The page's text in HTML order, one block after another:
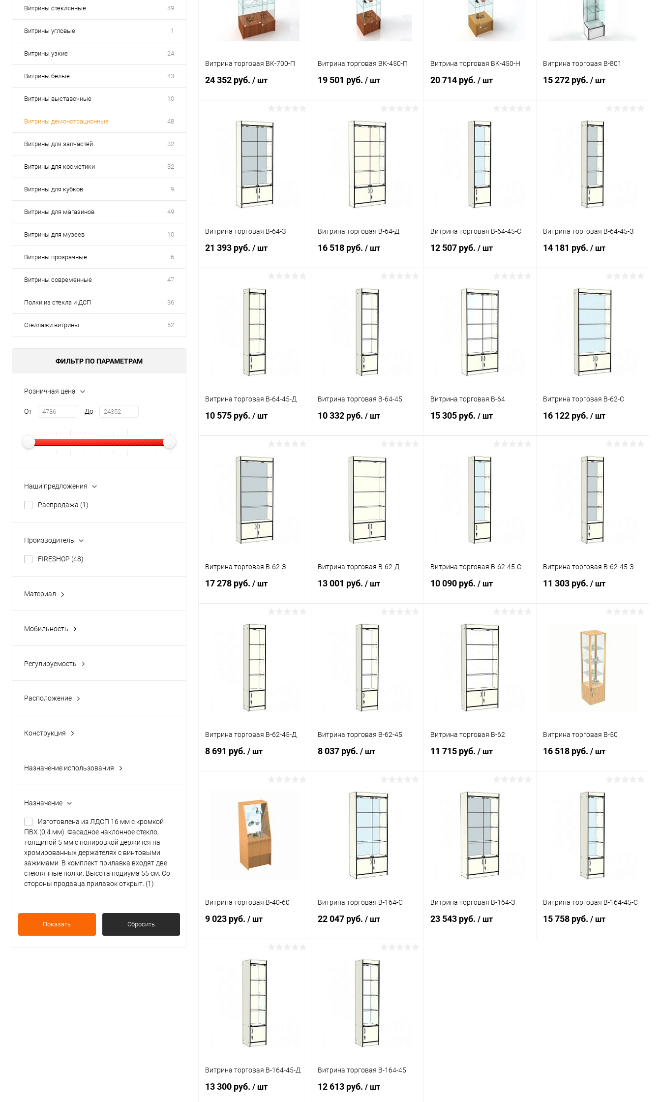
Витрины стеклянные 49
Витрины угловые 1
Витрины узкие 24
Витрины белые 43
Витрины выставочные 10
Витрины демонстрационные 48
Витрины для запчастей 32
Витрины для косметики 32
Витрины для кубков 9
Витрины для магазинов 49
Витрины для музеев 10
Витрины прозрачные 6
Витрины современные 47
Полки из стекла и ДСП 36
Стеллажи витрины 52
ФИЛЬТР ПО ПАРАМЕТРАМ
Розничная цена
От До
Наши предложения
Распродажа (1)
Производитель
FIRESHOP (48)
Материал
Мобильность
Регулируемость
Расположение
Конструкция
Назначение использования
Назначение
Изготовлена из ЛДСП 16 мм с кромкой
ПВХ (0,4 мм). Фасадное наклонное стекло,
толщиной 5 мм с полировкой держится на
хромированных держателях с винтовыми
зажимами. В комплект прилавка входят две
стеклянные полки. Высота подиума 55 см. Со
стороны продавца прилавок открыт. (1)
Показать Сбросить
В избранное Под заказ В избранное В избранное В избранное
Витрина торговая ВК-700-П
24 352 руб. / шт
В корзину
Сравнение
В избранное Под заказ
Витрина торговая ВК-450-П
19 501 руб. / шт
В корзину
Сравнение
В избранное Под заказ
Витрина торговая ВК-450-Н
20 714 руб. / шт
В корзину
В избранное
Витрина торговая В-801
15 272 руб. / шт
В корзину
В избранное
Витрина торговая В-64-З
21 393 руб. / шт
В корзину
В избранное
Витрина торговая В-64-Д
16 518 руб. / шт
В корзину
В избранное
Витрина торговая В-64-45-С
12 507 руб. / шт
В корзину
Сравнение
В избранное Под заказ
Витрина торговая В-64-45-З
14 181 руб. / шт
В корзину
Сравнение
В избранное Под заказ
Витрина торговая В-64-45-Д
10 575 руб. / шт
В корзину
Сравнение
В избранное Под заказ
Витрина торговая В-64-45
10 332 руб. / шт
В корзину
Сравнение
В избранное Под заказ
Витрина торговая В-64
15 305 руб. / шт
В корзину
В избранное
Витрина торговая В-62-С
16 122 руб. / шт
В корзину
В избранное
Витрина торговая В-62-З
17 278 руб. / шт
В корзину
В избранное
Витрина торговая В-62-Д
13 001 руб. / шт
В корзину
В избранное
Витрина торговая В-62-45-С
10 090 руб. / шт
В корзину
Сравнение
В избранное Под заказ
Витрина торговая В-62-45-З
11 303 руб. / шт
Купить в 1
В избранное
Витрина торговая В-62-45-Д
8 691 руб. / шт
Купить в 1
В избранное
Витрина торговая В-62-45
8 037 руб. / шт
В корзину
Сравнение
В избранное Под заказ
Витрина торговая В-62
11 715 руб. / шт
В корзину
Сравнение
В избранное Под заказ
Витрина торговая В-50
16 518 руб. / шт
В корзину
В избранное
Витрина торговая В-40-60
9 023 руб. / шт
В корзину
В избранное
Витрина торговая В-164-С
22 047 руб. / шт
В корзину
В избранное
Витрина торговая В-164-З
23 543 руб. / шт
Витрина торговая В-164-45-С
15 758 руб. / шт
Витрина торговая В-164-45-Д
13 300 руб. / шт
Витрина торговая В-164-45
12 613 руб. / шт